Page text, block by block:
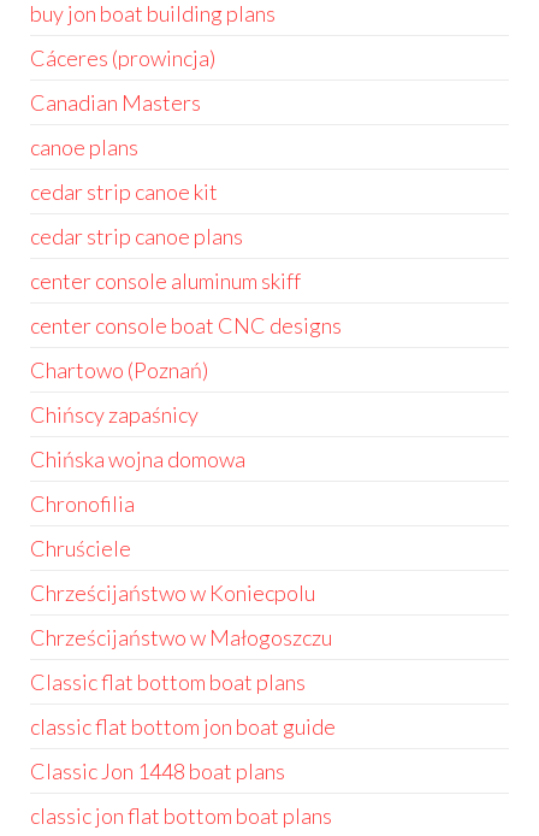
buy jon boat building plans
Cáceres (prowincja)
Canadian Masters
canoe plans
cedar strip canoe kit
cedar strip canoe plans
center console aluminum skiff
center console boat CNC designs
Chartowo (Poznań)
Chińscy zapaśnicy
Chińska wojna domowa
Chronofilia
Chruściele
Chrześcijaństwo w Koniecpolu
Chrześcijaństwo w Małogoszczu
Classic flat bottom boat plans
classic flat bottom jon boat guide
Classic Jon 1448 boat plans
classic jon flat bottom boat plans